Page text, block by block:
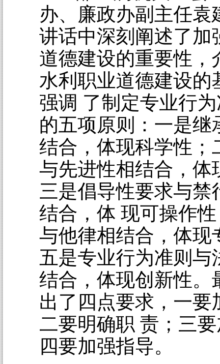
办、廉政办副主任袁
讲话中深刻阐述了加
道德建设的重要性，
水利职业道德建设的
强调 了制定专业行
的五项原则：一是继
结合，体现科学性；
与先进性相结合，体
三是倡导性要求与禁
结合，体 现可操作
与他律相结合，体现
五是专业行为准则与
结合，体现创新性。
出了四点要求，一要
二要明确职 责；三
四要加强指导。